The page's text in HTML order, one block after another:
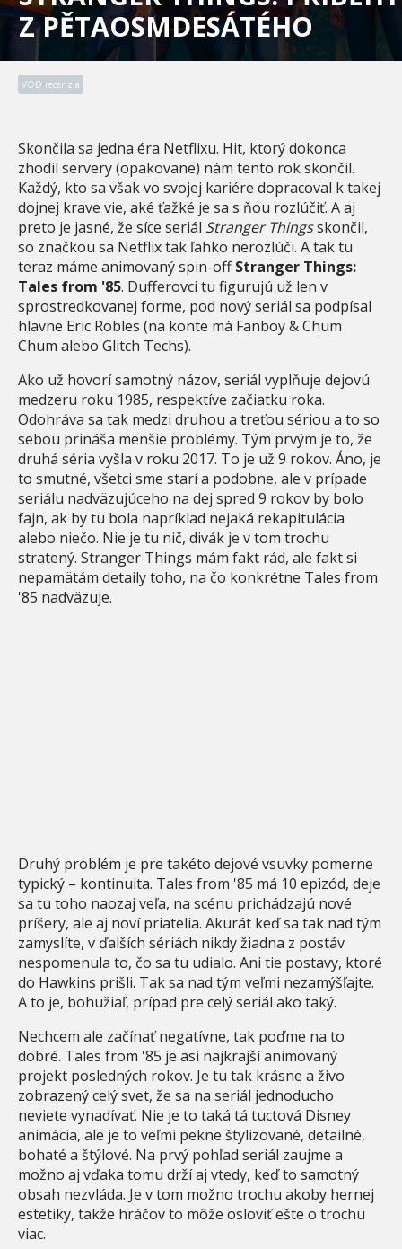
Z PĚTAOSMDESÁTÉHO
VOD recenzia
Skončila sa jedna éra Netflixu. Hit, ktorý dokonca
zhodil servery (opakovane) nám tento rok skončil.
Každý, kto sa však vo svojej kariére dopracoval k takej
dojnej krave vie, aké ťažké je sa s ňou rozlúčiť. A aj
preto je jasné, že síce seriál Stranger Thingsskončil,
so značkou sa Netflix tak ľahko nerozlúči. A tak tu
teraz máme animovaný spin-offStranger Things:
Tales from '85. Dufferovci tu figurujú už len v
sprostredkovanej forme, pod nový seriál sa podpísal
hlavne Eric Robles (na konte má Fanboy & Chum
Chum alebo Glitch Techs).
Ako už hovorí samotný názov, seriál vyplňuje dejovú
medzeru roku 1985, respektíve začiatku roka.
Odohráva sa tak medzi druhou a treťou sériou a to so
sebou prináša menšie problémy. Tým prvým je to, že
druhá séria vyšla v roku 2017. To je už 9 rokov. Áno, je
to smutné, všetci sme starí a podobne, ale v prípade
seriálu nadväzujúceho na dej spred 9 rokov by bolo
fajn, ak by tu bola napríklad nejaká rekapitulácia
alebo niečo. Nie je tu nič, divák je v tom trochu
stratený. Stranger Things mám fakt rád, ale fakt si
nepamätám detaily toho, na čo konkrétne Tales from
'85 nadväzuje.
Druhý problém je pre takéto dejové vsuvky pomerne
typický – kontinuita. Tales from '85 má 10 epizód, deje
sa tu toho naozaj veľa, na scénu prichádzajú nové
príšery, ale aj noví priatelia. Akurát keď sa tak nad tým
zamyslíte, v ďalších sériách nikdy žiadna z postáv
nespomenula to, čo sa tu udialo. Ani tie postavy, ktoré
do Hawkins prišli. Tak sa nad tým veľmi nezamýšľajte.
A to je, bohužiaľ, prípad pre celý seriál ako taký.
Nechcem ale začínať negatívne, tak poďme na to
dobré. Tales from '85 je asi najkrajší animovaný
projekt posledných rokov. Je tu tak krásne a živo
zobrazený celý svet, že sa na seriál jednoducho
neviete vynadívať. Nie je to taká tá tuctová Disney
animácia, ale je to veľmi pekne štylizované, detailné,
bohaté a štýlové. Na prvý pohľad seriál zaujme a
možno aj vďaka tomu drží aj vtedy, keď to samotný
obsah nezvláda. Je v tom možno trochu akoby hernej
estetiky, takže hráčov to môže osloviť ešte o trochu
viac.